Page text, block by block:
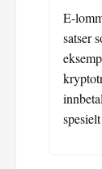
E-
satser